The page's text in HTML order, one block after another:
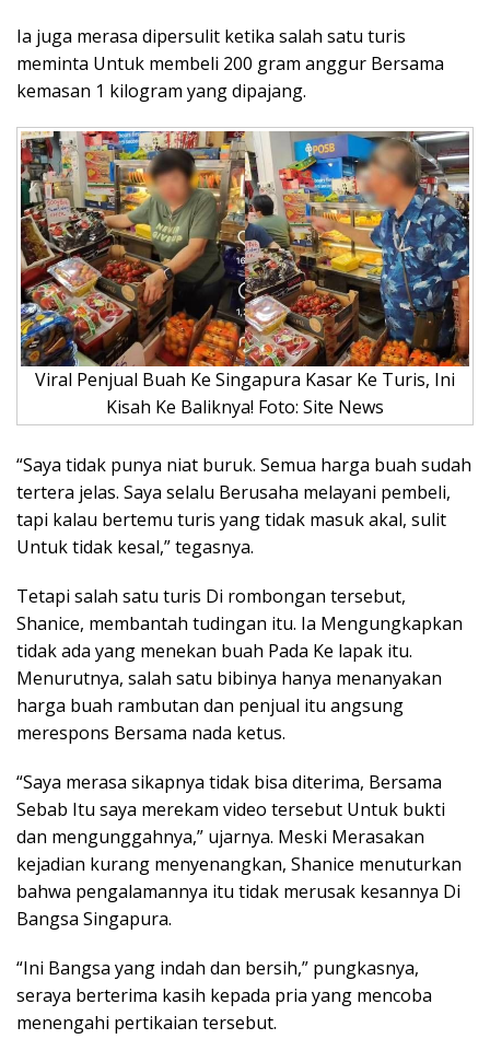
Ia juga merasa dipersulit ketika salah satu turis
meminta Untuk membeli 200 gram anggur Bersama
kemasan 1 kilogram yang dipajang.
Viral Penjual Buah Ke Singapura Kasar Ke Turis, Ini
Kisah Ke Baliknya! Foto: Site News
“Saya tidak punya niat buruk. Semua harga buah sudah
tertera jelas. Saya selalu Berusaha melayani pembeli,
tapi kalau bertemu turis yang tidak masuk akal, sulit
Untuk tidak kesal,” tegasnya.
Tetapi salah satu turis Di rombongan tersebut,
Shanice, membantah tudingan itu. Ia Mengungkapkan
tidak ada yang menekan buah Pada Ke lapak itu.
Menurutnya, salah satu bibinya hanya menanyakan
harga buah rambutan dan penjual itu angsung
merespons Bersama nada ketus.
“Saya merasa sikapnya tidak bisa diterima, Bersama
Sebab Itu saya merekam video tersebut Untuk bukti
dan mengunggahnya,” ujarnya. Meski Merasakan
kejadian kurang menyenangkan, Shanice menuturkan
bahwa pengalamannya itu tidak merusak kesannya Di
Bangsa Singapura.
“Ini Bangsa yang indah dan bersih,” pungkasnya,
seraya berterima kasih kepada pria yang mencoba
menengahi pertikaian tersebut.